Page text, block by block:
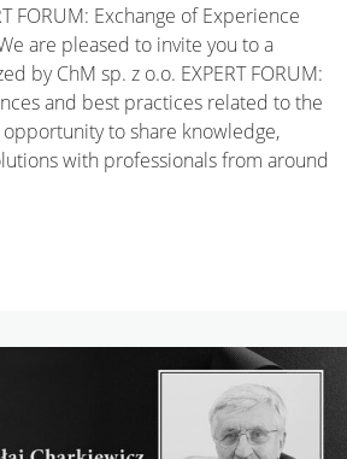
FORUM: Exchange of Experience
are pleased to invite you to a
by ChM sp. z o.o. EXPERT FORUM:
and best practices related to the
to share knowledge,
with professionals from around